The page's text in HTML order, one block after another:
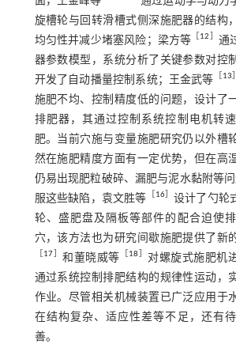
旋槽轮与回转滑槽式侧深施肥器的结构
均匀性并减少堵塞风险；梁方等 ［12］ 通
器参数模型，系统分析了关键参数对控
开发了自动播量控制系统；王金武等 ［13
施肥不均、控制精度低的问题，设计了
排肥器，其通过控制系统控制电机转
肥。当前穴施与变量施肥研究仍以外槽
然在施肥精度方面有一定优势，但在高
仍易出现肥粒破碎、漏肥与泥水黏附等
服这些缺陷，袁文胜等 ［16］设计了勺轮
轮、盛肥盘及隔板等部件的配合迫使
穴，该方法也为研究间歇施肥提供了新
［17］和董晓威等 ［18］ 对螺旋式施肥机
通过系统控制排肥结构的规律性运动，
作业。尽管相关机械装置已广泛应用于
在结构复杂、适应性差等不足，还有
善。